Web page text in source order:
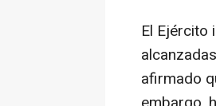
El Ejército
afirmado